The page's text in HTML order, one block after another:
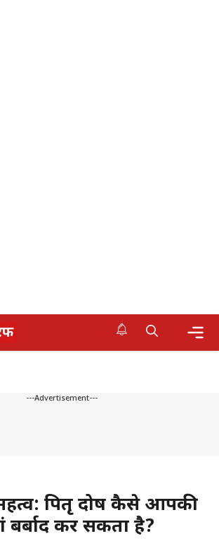
---Advertisement---
महत्व: पितृ दोष कैसे आपकी
बर्बाद कर सकता है?